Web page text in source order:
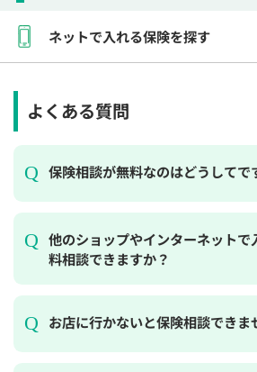
ネットで入れる保険を探す
よくある質問
保険相談が無料なのはどうしてで
他のショップやインターネットで
料相談できますか？
お店に行かないと保険相談できま